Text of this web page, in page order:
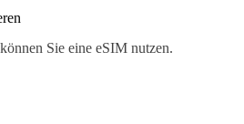
Sie eine eSIM nutzen.